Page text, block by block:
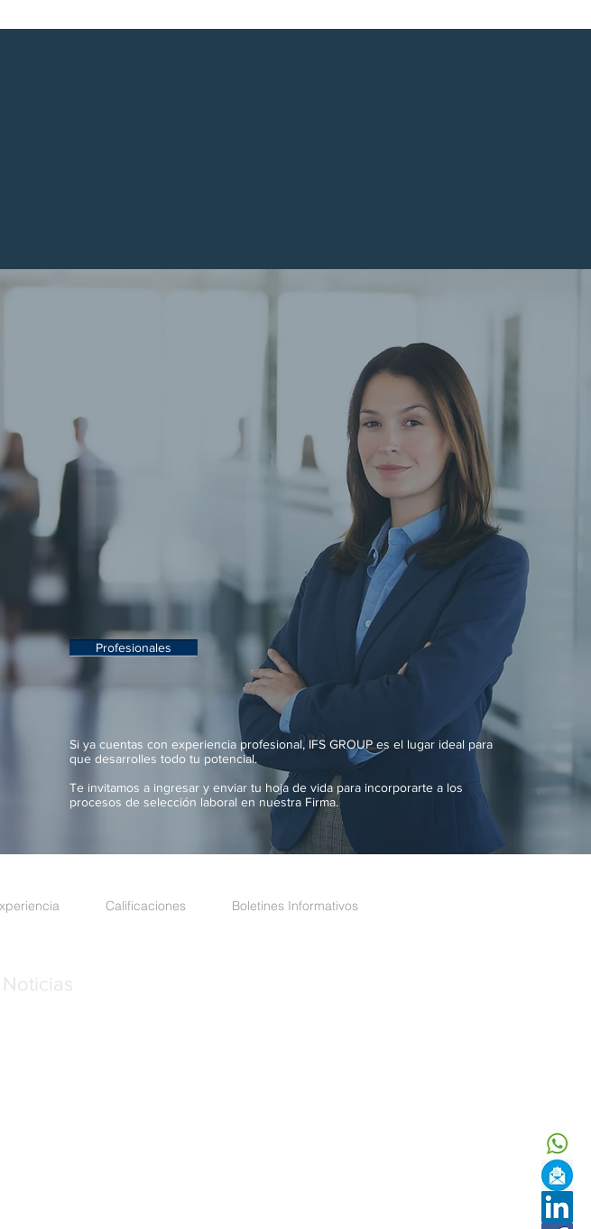
Profesionales
Si ya cuentas con experiencia profesional, IFS GROUP es el lugar ideal para
que desarrolles todo tu potencial.
Te invitamos a ingresar y enviar tu hoja de vida para incorporarte a los
procesos de selección laboral en nuestra Firma.
Calificaciones Boletines Informativos
Noticias